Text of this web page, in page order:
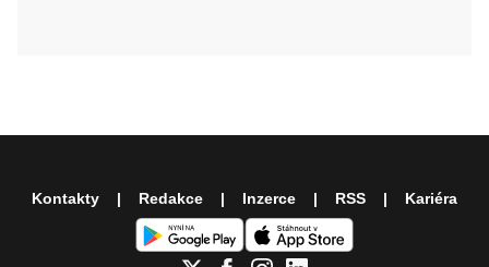
Kontakty Redakce Inzerce RSS Kariéra